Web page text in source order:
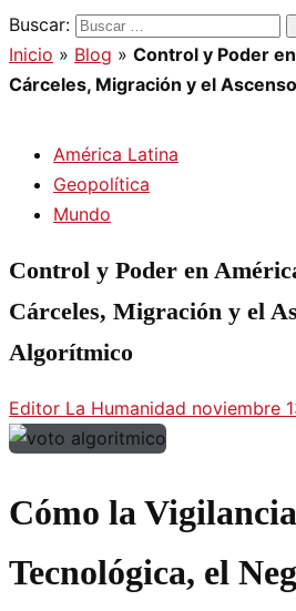
Buscar:
Inicio » Blog » Control y Poder
Cárceles, Migración y el
América Latina
Geopolítica
Mundo
Control y Poder en
Cárceles, Migración y el
Algorítmico
Editor La Humanidad noviembre
Cómo la Vigilancia
Tecnológica, el